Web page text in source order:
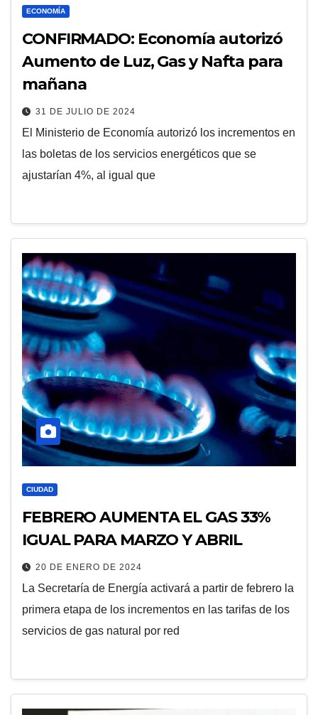
ECONOMÍA
CONFIRMADO: Economía autorizó
Aumento de Luz, Gas y Nafta para
mañana
31 DE JULIO DE 2024
El Ministerio de Economía autorizó los incrementos en
las boletas de los servicios energéticos que se
ajustarían 4%, al igual que
CIUDAD
FEBRERO AUMENTA EL GAS 33%
IGUAL PARA MARZO Y ABRIL
20 DE ENERO DE 2024
La Secretaría de Energía activará a partir de febrero la
primera etapa de los incrementos en las tarifas de los
servicios de gas natural por red